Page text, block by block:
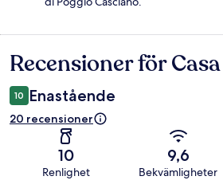
Recensioner
Recensioner för
10 Enastående
20 recensioner
10
Renlighet
9,6
Bekvämligheter